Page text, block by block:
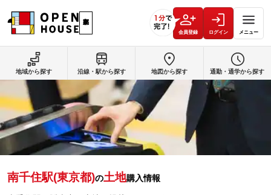
会員登録 ログイン メニュー
南千住駅(東京都)の土地購入情報
地域から探す 沿線・駅から探す 地図から探す 通勤・通学から探す